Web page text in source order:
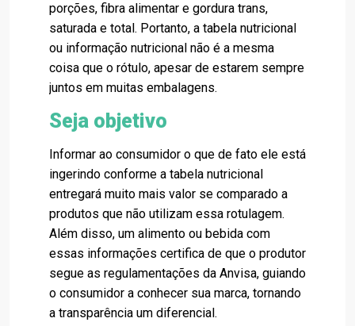
porções, fibra alimentar e gordura trans,
saturada e total. Portanto, a tabela nutricional
ou informação nutricional não é a mesma
coisa que o rótulo, apesar de estarem sempre
juntos em muitas embalagens.
Seja objetivo
Informar ao consumidor o que de fato ele está
ingerindo conforme a tabela nutricional
entregará muito mais valor se comparado a
produtos que não utilizam essa rotulagem.
Além disso, um alimento ou bebida com
essas informações certifica de que o produtor
segue as regulamentações da Anvisa, guiando
o consumidor a conhecer sua marca, tornando
a transparência um diferencial.